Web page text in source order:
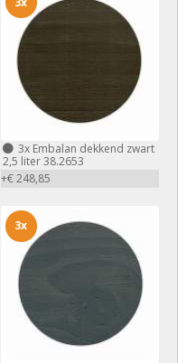
3xEmbalan dekkend zwart
2,5 liter 38.2653
+€ 248,85
3x